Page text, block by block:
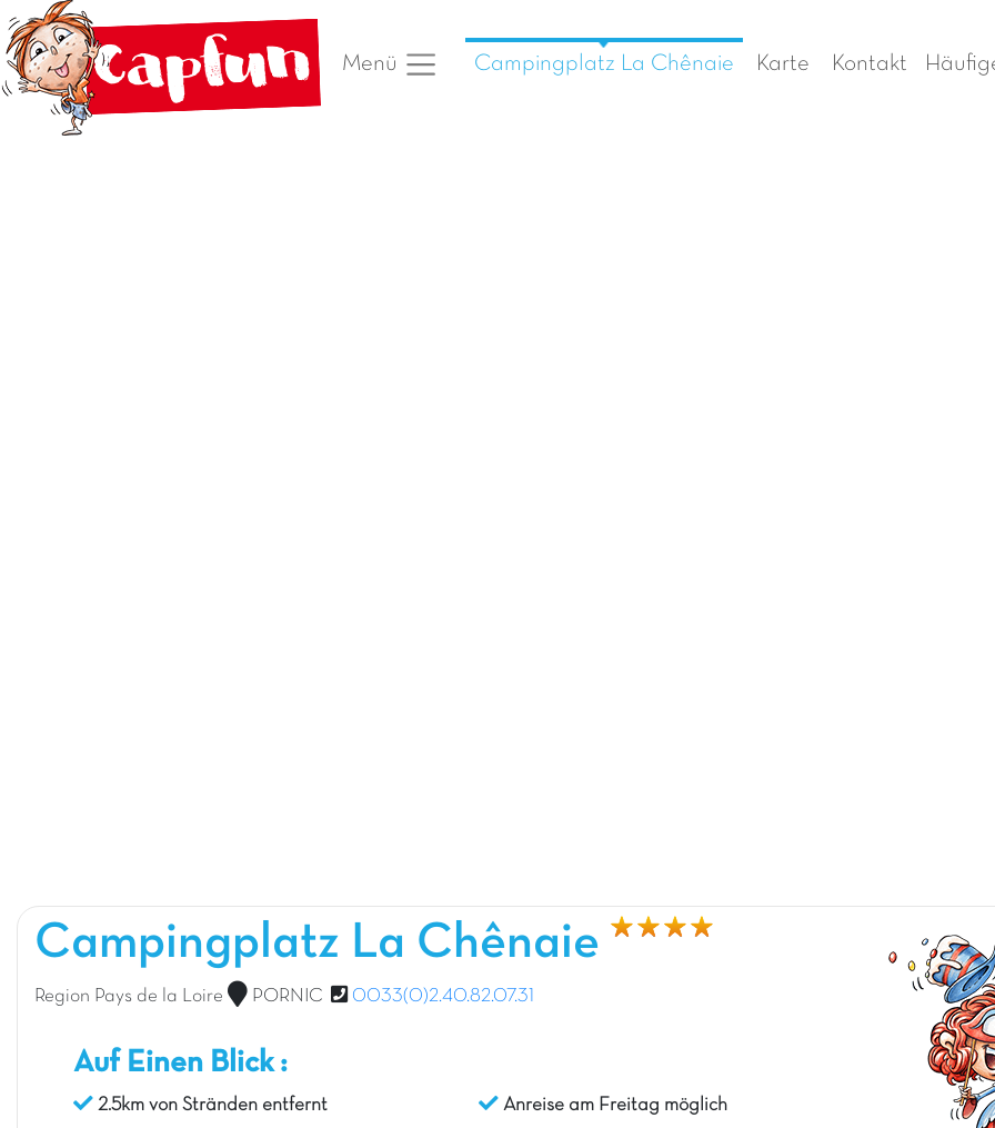
Menü Campingplatz La Chênaie Karte Kontakt
Campingplatz La Chênaie
Region Pays de la Loire PORNIC 0033(0)2.40.82.07.31
Auf Einen Blick :
2.5km von Stränden entfernt Anreise am Freitag möglich